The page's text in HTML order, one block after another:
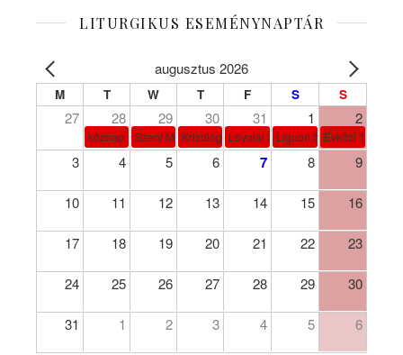
LITURGIKUS ESEMÉNYNAPTÁR
augusztus 2026
M T W T F S S
27 28 29 30 31 1 2
köznap Szent Márta, Mária és Lázár
Krizológ Szent Péter
Loyolai Szent IgnácLiguori Szent Alfonz pk-et.
Évközi 18.
3 4 5 6 7 8 9
10 11 12 13 14 15 16
17 18 19 20 21 22 23
24 25 26 27 28 29 30
31 1 2 3 4 5 6